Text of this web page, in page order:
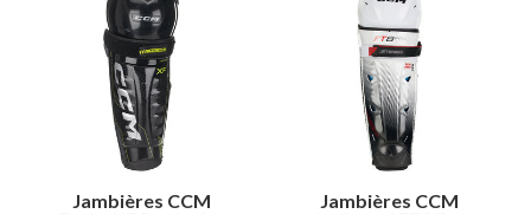
Jambières CCM
Jambières CCM